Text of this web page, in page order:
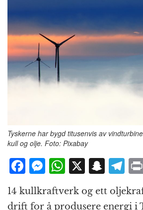
Tyskerne har bygd titusenvis av
kull og olje. Foto: Pixabay
F
a
c
M
e
ss
W
h
at
X S
n
a
T
el
e
14 kullkraftverk og ett
drift for å produsere energi i